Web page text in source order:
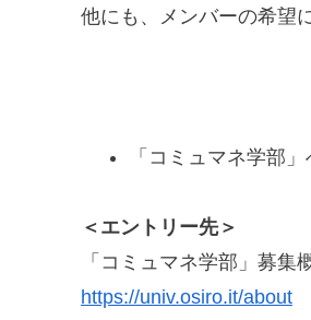
他にも、メンバーの希望
「コミュマネ学部
＜エントリー先＞
「コミュマネ学部」募集
https://univ.osiro.it/about